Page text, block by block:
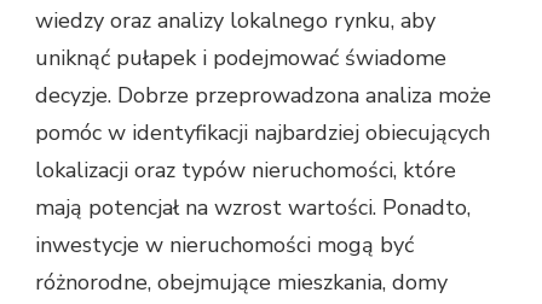
wiedzy oraz analizy lokalnego rynku, aby
uniknąć pułapek i podejmować świadome
decyzje. Dobrze przeprowadzona analiza może
pomóc w identyfikacji najbardziej obiecujących
lokalizacji oraz typów nieruchomości, które
mają potencjał na wzrost wartości. Ponadto,
inwestycje w nieruchomości mogą być
różnorodne, obejmujące mieszkania, domy